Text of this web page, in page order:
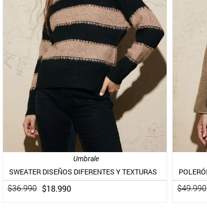
Umbrale
SWEATER DISEÑOS DIFERENTES Y TEXTURAS
$36.990 $18.990 $49.990